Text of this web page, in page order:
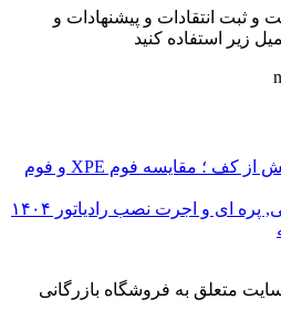
و ثبت انتقادات و پیشنهادات و
زیر استفاده کنید
بهترین فوم برای گرمایش از کف ؛ مقایسه فوم XPE و فوم
پره ای و اجرت نصب رادیاتور ۱۴۰۴
متعلق به فروشگاه بازرگانی